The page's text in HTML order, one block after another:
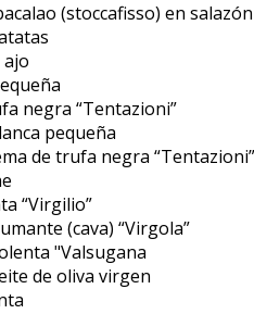
(stoccafisso) en salazón
ajo
negra “Tentazioni”
pequeña
de trufa negra “Tentazioni”
“Virgilio”
(cava) “Virgola”
"Valsugana
de oliva virgen